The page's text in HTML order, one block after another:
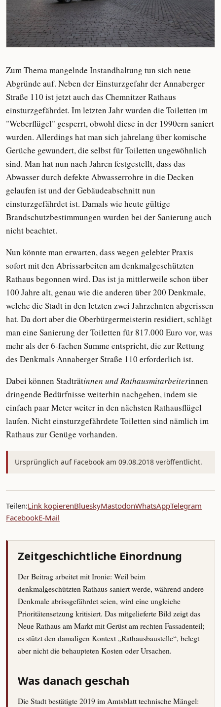
Zum Thema mangelnde Instandhaltung tun sich neue
Abgründe auf. Neben der Einsturzgefahr der Annaberger
Straße 110 ist jetzt auch das Chemnitzer Rathaus
einsturzgefährdet. Im letzten Jahr wurden die Toiletten im
"Weberflügel" gesperrt, obwohl diese in der 1990ern saniert
wurden. Allerdings hat man sich jahrelang über komische
Gerüche gewundert, die selbst für Toiletten ungewöhnlich
sind. Man hat nun nach Jahren festgestellt, dass das
Abwasser durch defekte Abwasserrohre in die Decken
gelaufen ist und der Gebäudeabschnitt nun
einsturzgefährdet ist. Damals wie heute gültige
Brandschutzbestimmungen wurden bei der Sanierung auch
nicht beachtet.
Nun könnte man erwarten, dass wegen gelebter Praxis
sofort mit den Abrissarbeiten am denkmalgeschützten
Rathaus begonnen wird. Das ist ja mittlerweile schon über
100 Jahre alt, genau wie die anderen über 200 Denkmale,
welche die Stadt in den letzten zwei Jahrzehnten abgerissen
hat. Da dort aber die Oberbürgermeisterin residiert, schlägt
man eine Sanierung der Toiletten für 817.000 Euro vor, was
mehr als der 6-fachen Summe entspricht, die zur Rettung
des Denkmals Annaberger Straße 110 erforderlich ist.
Dabei können Stadträtinnen und Rathausmitarbeiterinnen
dringende Bedürfnisse weiterhin nachgehen, indem sie
einfach paar Meter weiter in den nächsten Rathausflügel
laufen. Nicht einsturzgefährdete Toiletten sind nämlich im
Rathaus zur Genüge vorhanden.
Ursprünglich auf Facebook am 09.08.2018 veröffentlicht.
Teilen:Link kopierenBlueskyMastodonWhatsAppTelegram
FacebookE-Mail
Zeitgeschichtliche Einordnung
Der Beitrag arbeitet mit Ironie: Weil beim
denkmalgeschützten Rathaus saniert werde, während andere
Denkmale abrissgefährdet seien, wird eine ungleiche
Prioritätensetzung kritisiert. Das mitgelieferte Bild zeigt das
Neue Rathaus am Markt mit Gerüst am rechten Fassadenteil;
es stützt den damaligen Kontext „Rathausbaustelle“, belegt
aber nicht die behaupteten Kosten oder Ursachen.
Was danach geschah
Die Stadt bestätigte 2019 im Amtsblatt technische Mängel: